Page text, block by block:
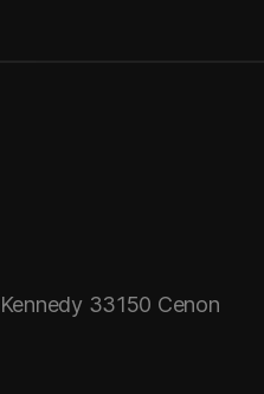
33150 Cenon